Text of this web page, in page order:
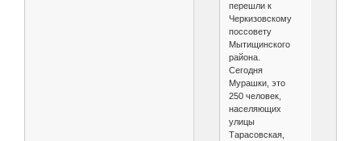
перешли к
Черкизовскому
поссовету
Мытищинского
района.
Сегодня
Мурашки, это
250 человек,
населяющих
улицы
Тарасовская,